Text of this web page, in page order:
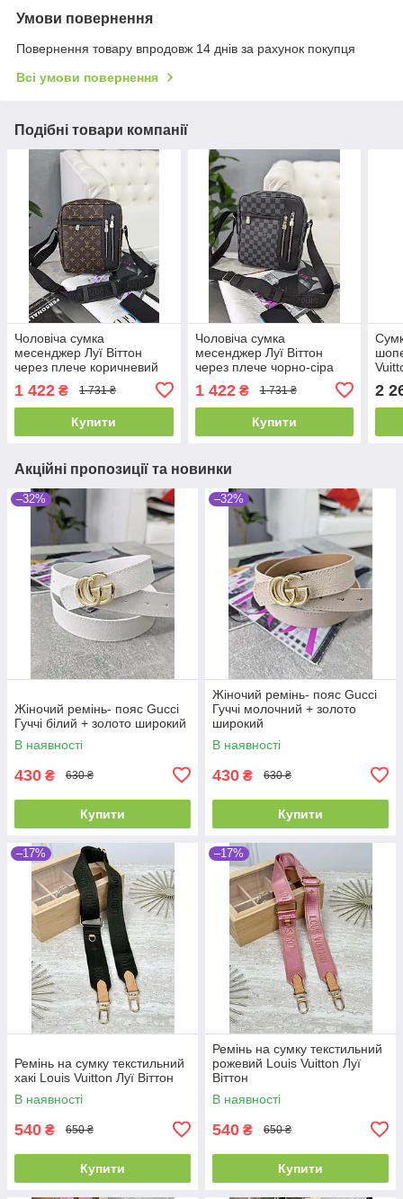
Умови повернення
Повернення товару впродовж 14 днів за рахунок покупця
Всі умови повернення
Подібні товари компанії
Чоловіча сумка
месенджер Луї Віттон
через плече коричневий
1 422 ₴ 1 731 ₴
Купити
Чоловіча сумка
месенджер Луї Віттон
через плече чорно-сіра
1 422₴ 1 731 ₴
Купити
2
Акційні пропозиції та новинки
–32%
Жіночий ремінь- пояс Gucci
Гуччі білий + золото широкий
В наявності
430 ₴ 630 ₴
Купити
–32%
Жіночий ремінь- пояс Gucci
Гуччі молочний + золото
широкий
В наявності
430 ₴ 630 ₴
Купити
–17%
Ремінь на сумку текстильний
хакі Louis Vuitton Луї Віттон
В наявності
540 ₴ 650 ₴
Купити
–17%
Ремінь на сумку текстильний
рожевий Louis Vuitton Луї
Віттон
В наявності
540 ₴ 650 ₴
Купити